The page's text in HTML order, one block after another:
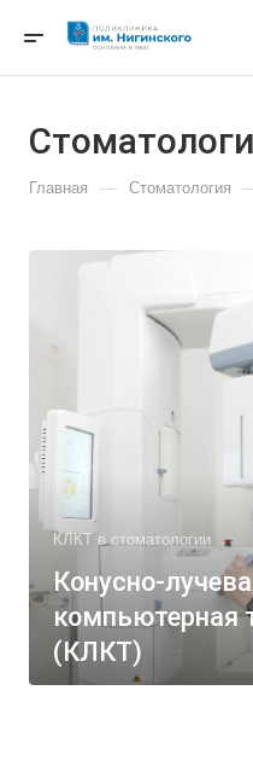
Главная — Cтоматология
КЛКТ в стоматологии
Конусно-
компьютерная
(КЛКТ)